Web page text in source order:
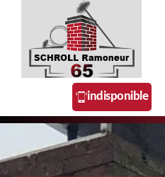
indisponible